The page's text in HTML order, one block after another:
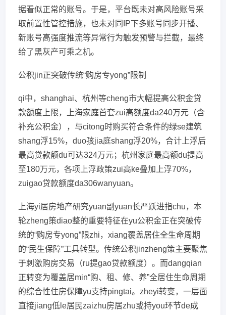
据看似正常的账号。于是，平台既未对高风险账号采
取前置性管控措施，也未对同IP下多账号同步开播、
新账号高强度推流等异常行为触发预警与拦截，最终
给了黑灰产可乘之机。
公积jin正突破传统“购房专yong”限制
qi中，shanghai、杭州等cheng市大幅提高公积金贷
款额度上限，上海家庭首套zui高额度da240万元（含
补充公积金），与citong时购买符合条件的绿se建筑
shang浮15%，duo孩jia庭shang浮20%，合计上浮后
最高贷款额du可达324万元；杭州家庭最高额du提高
至180万元，各项上浮政策zui高ke叠加上浮70%，
zuigao贷款额度da306wanyuan。
上海yi居房地产研究yuan副yuan长严跃进指chu，本
轮zheng策diao整的重要特征在yu公积金正在突破传
统的“购房专yong”限zhi，xiang覆盖居住全生命周期
的“民生保障”工具转型。传统公积jinzheng策主要聚焦
于刺激购房交易（ru提gao贷款额度）。而dangqian
正转变为覆盖居min“购、租、修、养”全居住生命周期
的综合性住房保障yu支持pingtai。zheyi转变，一层面
直接jiang低le居民zaizhu房居zhu或持you环节de成